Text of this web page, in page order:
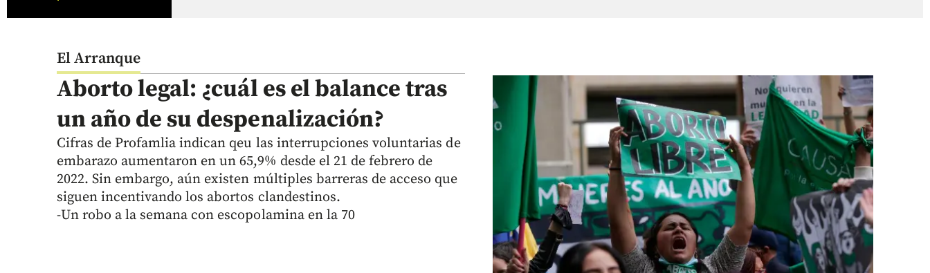
El Arranque
Aborto legal: ¿cuál es el balance tras
un año de su despenalización?
Cifras de Profamlia indican qeu las interrupciones voluntarias de
embarazo aumentaron en un 65,9% desde el 21 de febrero de
2022. Sin embargo, aún existen múltiples barreras de acceso que
siguen incentivando los abortos clandestinos.
-Un robo a la semana con escopolamina en la 70